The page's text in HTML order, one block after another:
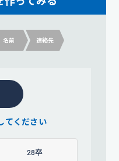
名前 連絡先
てください
28卒